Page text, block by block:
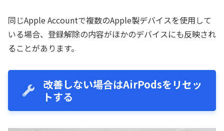
同じApple Accountで複数のApple製デバイスを使用して
いる場合、登録解除の内容がほかのデバイスにも反映され
ることがあります。
改善しない場合はAirPodsをリセッ
トする